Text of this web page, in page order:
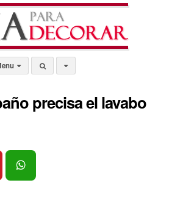
precisa el lavabo